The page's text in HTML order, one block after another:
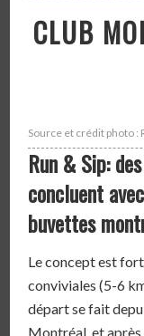
CLUB
Source et crédit photo :
Run & Sip:
concluent
buvettes
Le concept est
conviviales (5-6
départ se fait
Montréal, et